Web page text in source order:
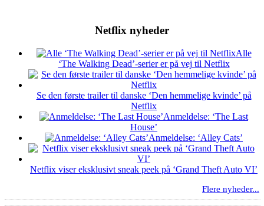
Netflix nyheder
Alle
‘The Walking Dead’-serier er på vej til Netflix
Se den første trailer til danske ‘Den hemmelige kvinde’ på
Netflix
Anmeldelse: ‘The Last
House’
Anmeldelse: ‘Alley Cats’
Netflix viser eksklusivt sneak peek på ‘Grand Theft Auto VI’
Flere nyheder...